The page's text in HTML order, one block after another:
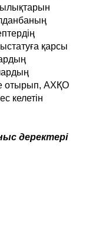
қарсы
отырып, АХҚО
келетін
деректері